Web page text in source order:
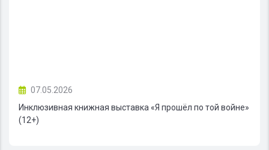
07.05.2026
Инклюзивная книжная выставка «Я прошёл по той войне»
(12+)